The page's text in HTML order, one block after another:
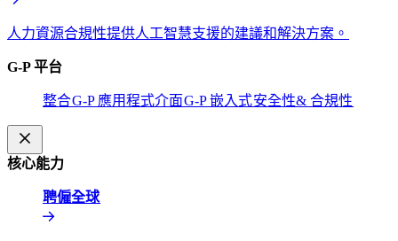
人力資源合規性提供人工智慧支援的建議和解決方案。​​
G-P 平台​​
整合​​G-P 應用程式介面​​G-P 嵌入式​​安全性& 合規性​​
核心能力​​
聘僱全球​​